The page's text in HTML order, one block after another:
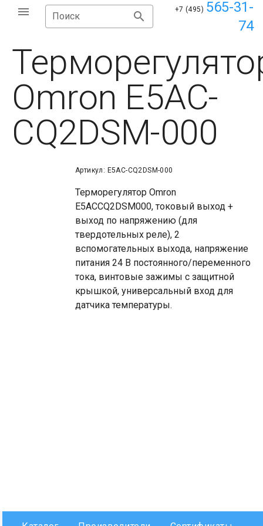
Поиск
+7 (495) 565-31-
74
Omron E5AC-
CQ2DSM-000
Артикул: E5AC-CQ2DSM-000
Терморегулятор Omron
E5ACCQ2DSM000, токовый выход +
выход по напряжению (для
твердотельных реле), 2
вспомогательных выхода, напряжение
питания 24 В постоянного/переменного
тока, винтовые зажимы с защитной
крышкой, универсальный вход для
датчика температуры.